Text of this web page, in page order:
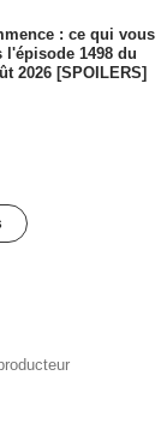
: ce qui vous
l'épisode 1498 du
2026 [SPOILERS]